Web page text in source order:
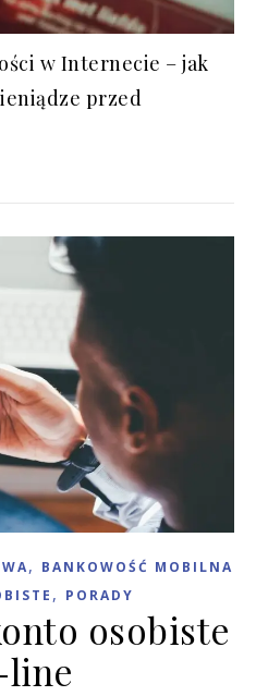
w Internecie – jak
przed
, BANKOWOŚĆ MOBILNA
, PORADY
osobiste